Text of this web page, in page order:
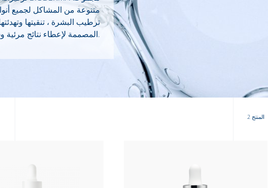
متنوعة من المشاكل لجميع
ترطيب البشرة ، تنقيتها
المصممة لإعطاء نتائج مرئية وسريعة ، مع الحرص على الحفاظ على توازن بشرتك.
المنتج 2